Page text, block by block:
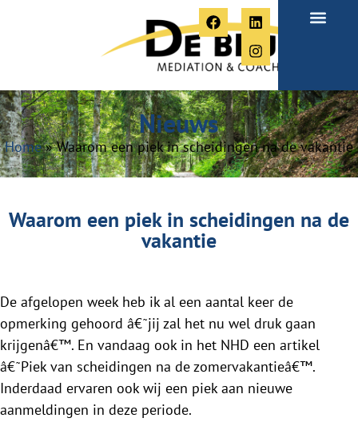
Nieuws
Home»Waarom een piek in scheidingen na de vakantie
Waarom een piek in scheidingen na de
vakantie
De afgelopen week heb ik al een aantal keer de
opmerking gehoord â€˜jij zal het nu wel druk gaan
krijgenâ€™. En vandaag ook in het NHD een artikel
â€˜Piek van scheidingen na de zomervakantieâ€™.
Inderdaad ervaren ook wij een piek aan nieuwe
aanmeldingen in deze periode.